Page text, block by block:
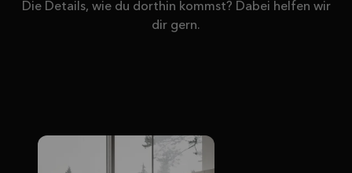
Die Details, wie du dorthin kommst? Dabei helfen wir
dir gern.